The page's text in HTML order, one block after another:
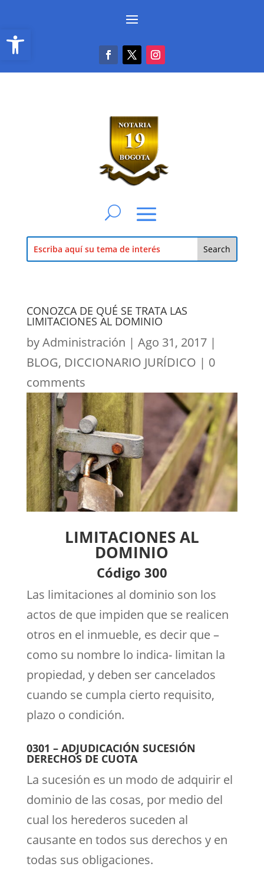
Abrir barra de herramientas
CONOZCA DE QUÉ SE TRATA LAS
LIMITACIONES AL DOMINIO
byAdministración | Ago 31, 2017|
BLOG, DICCIONARIO JURÍDICO | 0
comments
LIMITACIONES AL
DOMINIO
Código 300
Las limitaciones al dominio son los
actos de que impiden que se realicen
otros en el inmueble, es decir que –
como su nombre lo indica- limitan la
propiedad, y deben ser cancelados
cuando se cumpla cierto requisito,
plazo o condición.
0301 – ADJUDICACIÓN SUCESIÓN
DERECHOS DE CUOTA
La sucesión es un modo de adquirir el
dominio de las cosas, por medio del
cual los herederos suceden al
causante en todos sus derechos y en
todas sus obligaciones.